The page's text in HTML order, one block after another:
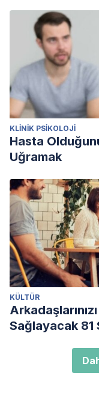
KLINIK PSIKOLOJI
Hasta
Uğramak
KÜLTÜR
Sağlayacak 81